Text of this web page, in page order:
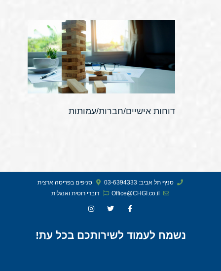
דוחות אישיים/חברות/עמותות
סניף תל אביב: 03-6394333
סניפים בפריסה ארצית
Office@CHGI.co.il
דוברי רוסית ואנגלית​
נשמח לעמוד לשירותכם בכל עת!